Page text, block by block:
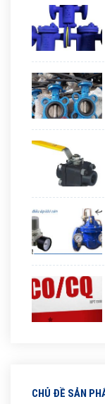
CHỦ ĐỀ SẢN